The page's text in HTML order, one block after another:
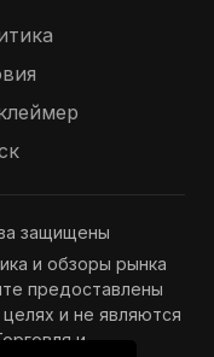
защищены
и обзоры рынка
предоставлены
и не являются
и